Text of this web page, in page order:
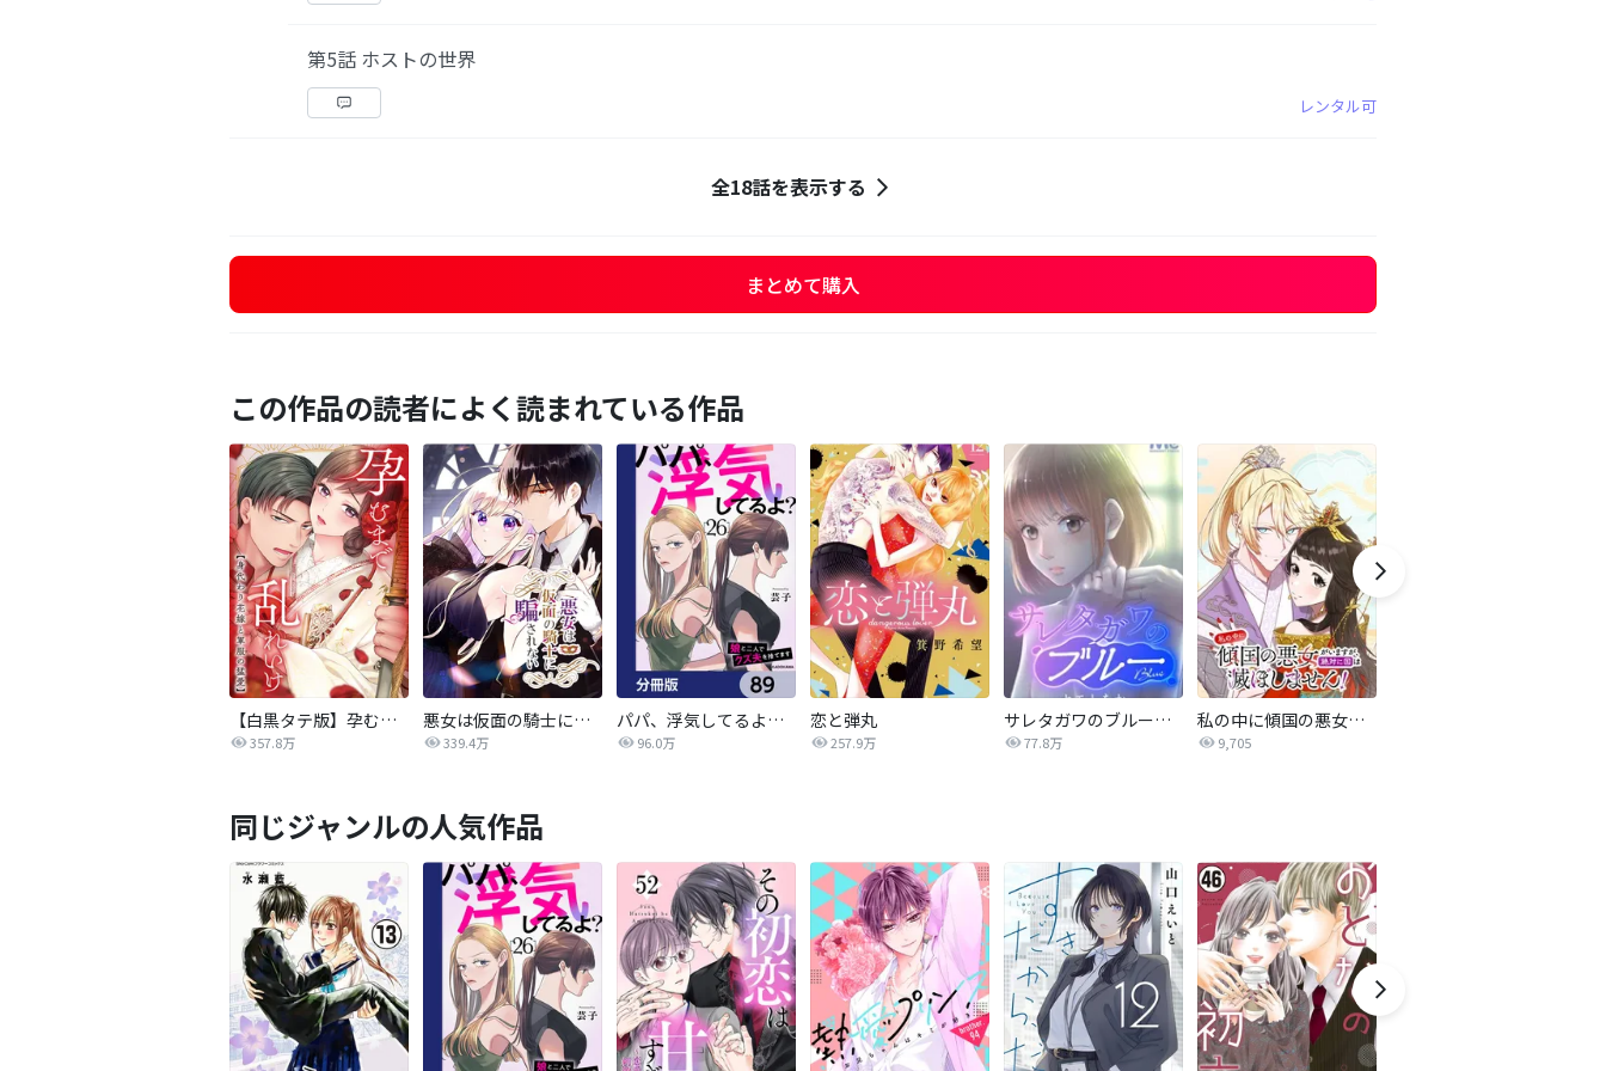
第5話 ホストの世界
レンタル可
全18話を表示する
まとめて購入
この作品の読者によく読まれている作品
【白黒タテ版】孕むまで乱れいけ～身代わり花嫁と軍服の猛愛
357.8万
悪女は仮面の騎士に騙されない
339.4万
パパ、浮気してるよ？娘と二人でクズ夫を捨てます【分冊版】
96.0万
恋と弾丸
257.9万
サレタガワのブルー【タテヨミ】
77.8万
私の中に傾国の悪女がいますが、絶対に国は滅ぼしません！【タテヨミ】
9,705
同じジャンルの人気作品